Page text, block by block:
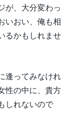
が、大分変わっ
いおい、俺も相
るかもしれませ
逢ってみなけれ
性の中に、貴方
しれないので